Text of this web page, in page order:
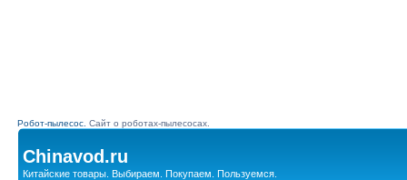
Робот-пылесос. Сайт о роботах-пылесосах.
Chinavod.ru
Китайские товары. Выбираем. Покупаем. Пользуемся.